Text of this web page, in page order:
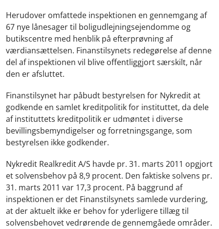
Herudover omfattede inspektionen en gennemgang af
67 nye lånesager til boligudlejningsejendomme og
butikscentre med henblik på efterprøvning af
værdiansættelsen. Finanstilsynets redegørelse af denne
del af inspektionen vil blive offentliggjort særskilt, når
den er afsluttet.
Finanstilsynet har påbudt bestyrelsen for Nykredit at
godkende en samlet kreditpolitik for instituttet, da dele
af instituttets kreditpolitik er udmøntet i diverse
bevillingsbemyndigelser og forretningsgange, som
bestyrelsen ikke godkender.
Nykredit Realkredit A/S havde pr. 31. marts 2011 opgjort
et solvensbehov på 8,9 procent. Den faktiske solvens pr.
31. marts 2011 var 17,3 procent. På baggrund af
inspektionen er det Finanstilsynets samlede vurdering,
at der aktuelt ikke er behov for yderligere tillæg til
solvensbehovet vedrørende de gennemgåede områder.